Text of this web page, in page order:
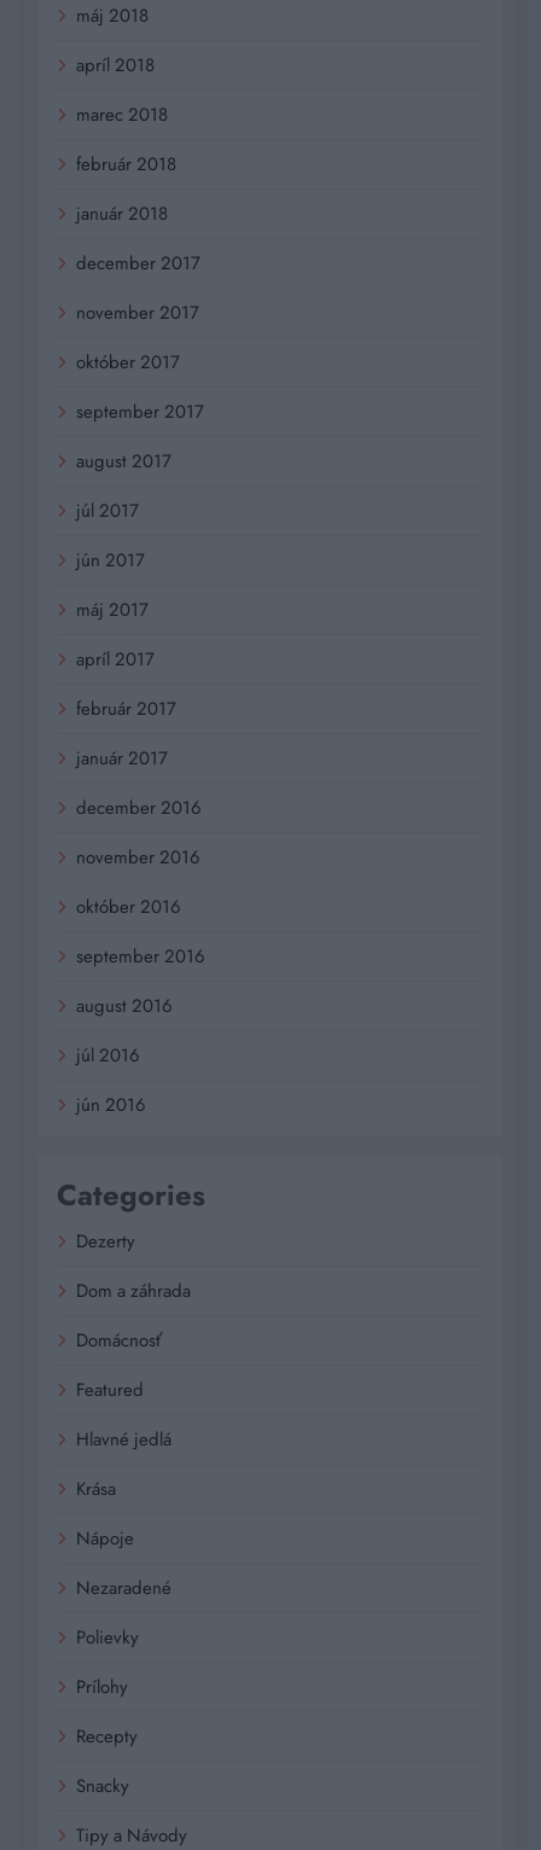
máj 2018
apríl 2018
marec 2018
február 2018
január 2018
december 2017
november 2017
október 2017
september 2017
august 2017
júl 2017
jún 2017
máj 2017
apríl 2017
február 2017
január 2017
december 2016
november 2016
október 2016
september 2016
august 2016
júl 2016
jún 2016
Categories
Dezerty
Dom a záhrada
Domácnosť
Featured
Hlavné jedlá
Krása
Nápoje
Nezaradené
Polievky
Prílohy
Recepty
Snacky
Tipy a Návody